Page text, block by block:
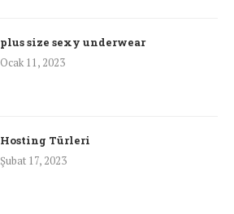
plus size sexy underwear
Ocak 11, 2023
Hosting Türleri
Şubat 17, 2023